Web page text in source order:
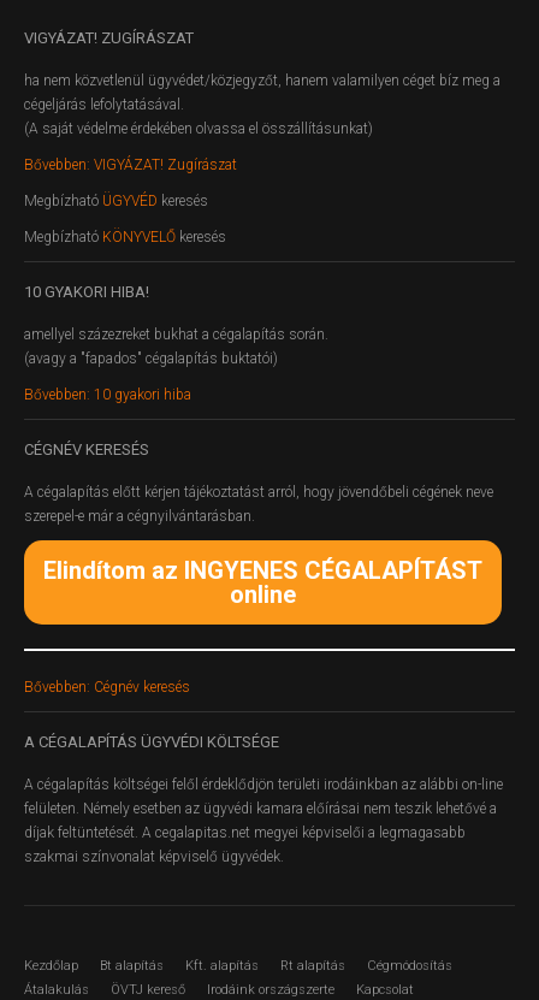
VIGYÁZAT! ZUGÍRÁSZAT
ha nem közvetlenül ügyvédet/közjegyzőt, hanem valamilyen céget bíz meg a
cégeljárás lefolytatásával.
(A saját védelme érdekében olvassa el összállításunkat)
Bővebben: VIGYÁZAT! Zugírászat
Megbízható ÜGYVÉD keresés
Megbízható KÖNYVELŐ keresés
10 GYAKORI HIBA!
amellyel százezreket bukhat a cégalapítás során.
(avagy a "fapados" cégalapítás buktatói)
Bővebben: 10 gyakori hiba
CÉGNÉV KERESÉS
A cégalapítás előtt kérjen tájékoztatást arról, hogy jövendőbeli cégének neve
szerepel-e már a cégnyilvántarásban.
Elindítom az INGYENES CÉGALAPÍTÁST
online
Bővebben: Cégnév keresés
A CÉGALAPÍTÁS ÜGYVÉDI KÖLTSÉGE
A cégalapítás költségei felől érdeklődjön területi irodáinkban az alábbi on-line
felületen. Némely esetben az ügyvédi kamara előírásai nem teszik lehetővé a
díjak feltüntetését. A cegalapitas.net megyei képviselői a legmagasabb
szakmai színvonalat képviselő ügyvédek.
Kezdőlap Bt alapítás Kft. alapítás Rt alapítás
Cégmódosítás
Átalakulás
ÖVTJ kereső Irodáink országszerte Kapcsolat